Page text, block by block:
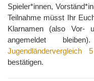
Spieler*innen,
Teilnahme müsst Ihr
Klarnamen (also Vor-
angemeldet
Jugendländervergleich
bestätigen.